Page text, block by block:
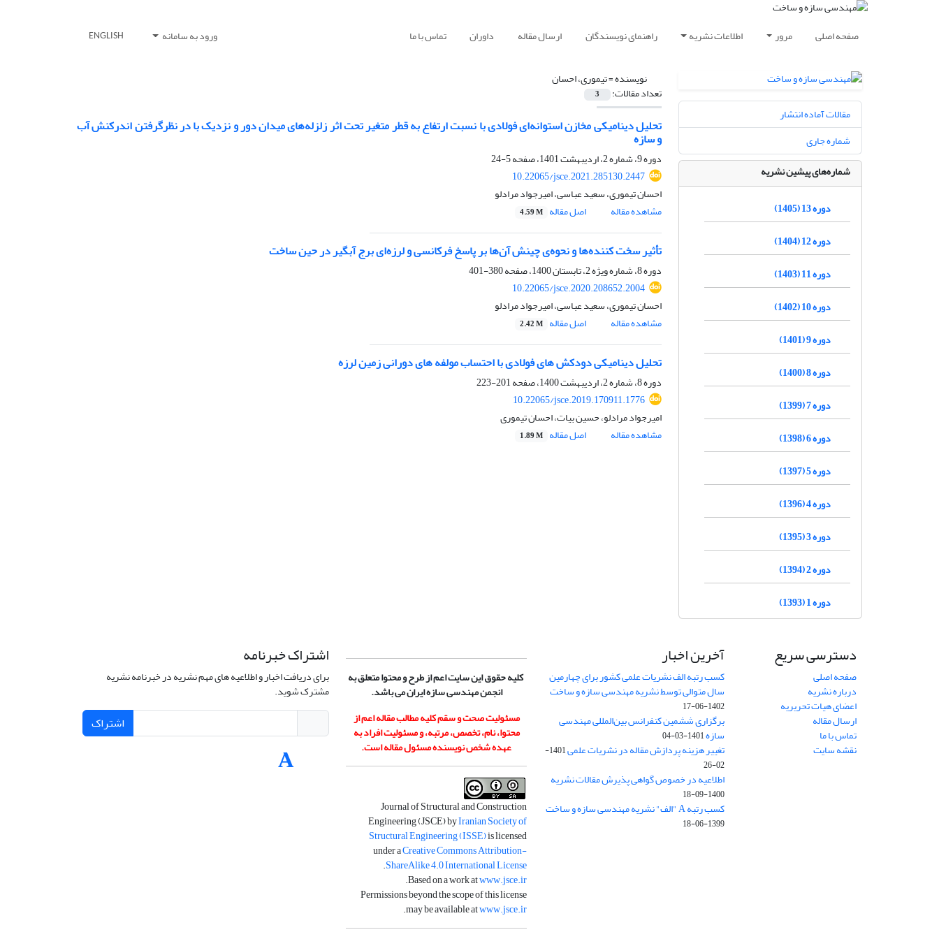
صفحه اصلی مرور اطلاعات نشریه راهنمای نویسندگان ارسال مقاله داوران تماس با ما ورود به سامانه ENGLISH
نویسنده =تیموری، احسان
تعداد مقالات: 3
تحلیل دینامیکی مخازن استوانه‌ای فولادی با نسبت ارتفاع به قطر متغیر تحت اثر زلزله‌های میدان دور و نزدیک با در نظرگرفتن اندرکنش آب
و سازه
دوره 9، شماره 2، اردیبهشت 1401، صفحه
5-24
10.22065/jsce.2021.285130.2447
احسان تیموری، سعید عباسی، امیرجواد مرادلو
مشاهده مقاله
اصل مقاله 4.59 M
تأثیر سخت کننده‌ها و نحوه‌ی چینش آن‌ها بر پاسخ فرکانسی و لرزه‌ای برج آبگیر در حین ساخت
دوره 8، شماره ویژه 2، تابستان 1400، صفحه
380-401
10.22065/jsce.2020.208652.2004
احسان تیموری، سعید عباسی، امیرجواد مرادلو
مشاهده مقاله
اصل مقاله 2.42 M
تحلیل دینامیکی دودکش های فولادی با احتساب مولفه های دورانی زمین لرزه
دوره 8، شماره 2، اردیبهشت 1400، صفحه
201-223
10.22065/jsce.2019.170911.1776
امیرجواد مرادلو، حسین بیات، احسان تیموری
مشاهده مقاله
اصل مقاله 1.89 M
مقالات آماده انتشار
شماره جاری
شماره‌های پیشین نشریه
دوره 13 (1405)
دوره 12 (1404)
دوره 11 (1403)
دوره 10 (1402)
دوره 9 (1401)
دوره 8 (1400)
دوره 7 (1399)
دوره 6 (1398)
دوره 5 (1397)
دوره 4 (1396)
دوره 3 (1395)
دوره 2 (1394)
دوره 1 (1393)
دسترسی سریع
صفحه اصلی
درباره نشریه
اعضای هیات تحریریه
ارسال مقاله
تماس با ما
نقشه سایت
آخرین اخبار
کسب رتبه الف نشریات علمی کشور برای چهارمین
سال متوالی توسط نشریه مهندسی سازه و ساخت
1402-06-17
برگزاری ششمین کنفرانس بین‌المللی مهندسی
سازه1401-03-04
تغییر هزینه پردازش مقاله در نشریات علمی
1401-
02-26
اطلاعیه در خصوص گواهی پذیرش مقالات نشریه
1400-09-18
کسب رتبه A "الف" نشریه مهندسی سازه و ساخت
1399-06-18
کلیه حقوق این سایت اعم از طرح و محتوا متعلق به
انجمن مهندسی سازه ایران می باشد.
مسئولیت صحت و سقم کلیه مطالب مقاله اعم از
محتوا، نام، تخصص، مرتبه، و مسئولیت افراد به
عهده شخص نویسنده مسئول مقاله است.
Journal of Structural and Construction
Engineering (JSCE) byIranian Society of
Structural Engineering (ISSE)is licensed
under aCreative Commons Attribution-
ShareAlike 4.0 International License
.
Based on a work atwww.jsce.ir
.
Permissions beyond the scope of this license
may be available atwww.jsce.ir
.
اشتراک خبرنامه
برای دریافت اخبار و اطلاعیه های مهم نشریه در خبرنامه نشریه
مشترک شوید.
اشتراک